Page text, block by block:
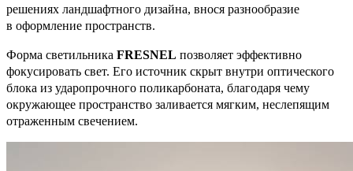
решениях ландшафтного дизайна, внося разнообразие
в оформление пространств.
Форма светильника FRESNEL позволяет эффективно
фокусировать свет. Его источник скрыт внутри оптического
блока из ударопрочного поликарбоната, благодаря чему
окружающее пространство заливается мягким, неслепящим
отраженным свечением.